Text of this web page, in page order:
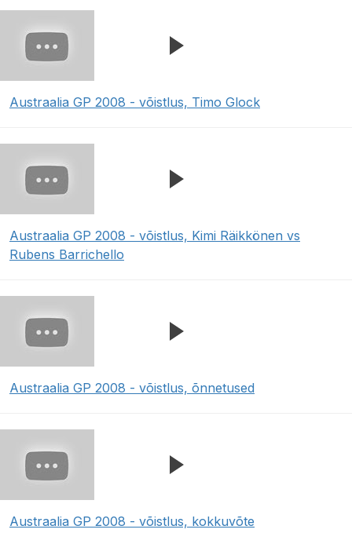
Austraalia GP 2008 - võistlus, Timo Glock
Austraalia GP 2008 - võistlus, Kimi Räikkönen vs
Rubens Barrichello
Austraalia GP 2008 - võistlus, õnnetused
Austraalia GP 2008 - võistlus, kokkuvõte